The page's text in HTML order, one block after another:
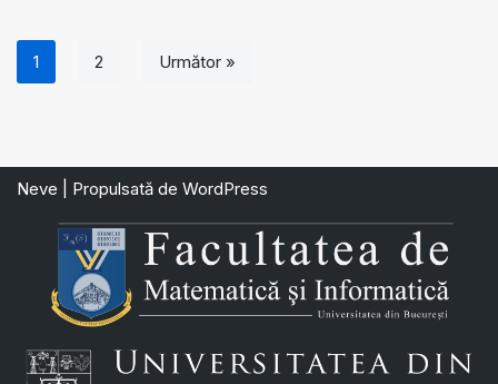
1 2 Următor »
Neve | Propulsată de WordPress